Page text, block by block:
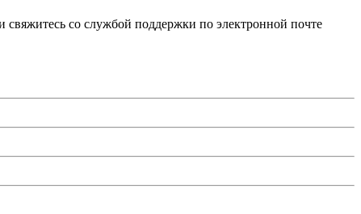
со службой поддержки по электронной почте